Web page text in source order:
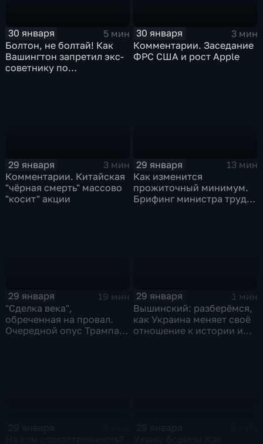
30 января
5 мин
Болтон, не болтай! Как
Вашингтон запретил экс-
советнику по
30 января
3 мин
Комментарии. Заседание
ФРС США и рост Apple
29 января
3 мин
Комментарии. Китайская
"чёрная смерть" массово
"косит" акции
29 января
13 мин
Как изменится
прожиточный минимум.
Брифинг министра труда
29 января
19 мин
"Сделка века",
обреченная на провал.
Очередной опус Трампа.
29 января
1 мин
Вышинский: разберёмся,
как Украина меняет своё
отношение к истории и